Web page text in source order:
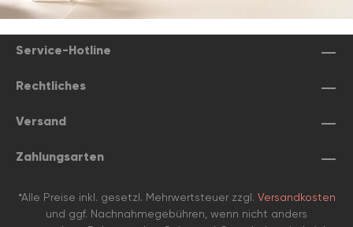
Service-Hotline
Rechtliches
Versand
Zahlungsarten
*Alle Preise inkl. gesetzl. Mehrwertsteuer zzgl. Versandkosten
und ggf. Nachnahmegebühren, wenn nicht anders